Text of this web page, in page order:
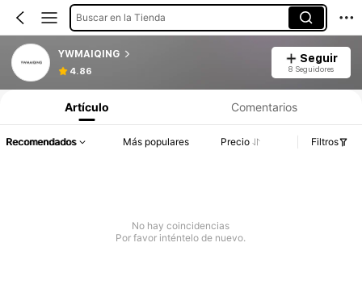
Buscar en la Tienda
YWMAIQING
4.86
Seguir
8 Seguidores
Artículo Comentarios
Recomendados Más populares Precio Filtros
No hay coincidencias
Por favor inténtelo de nuevo.